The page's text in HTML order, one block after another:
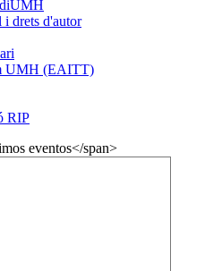
i drets d'autor
UMH (EAITT)
RIP
eventos</span>